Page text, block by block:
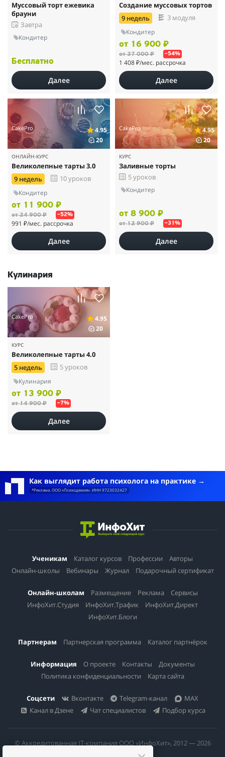
Муссовый торт ежевика
брауни
Завтра
Кондитер
Бесплатно
Далее
Создание муссовых тортов
9 недель
3 модуля
Кондитер
от 16 900 ₽
от 37 000 ₽ –54%
1 408 ₽/мес. рассрочка
Далее
CakePro
4.95
20
ОНЛАЙН-КУРС
Великолепные тарты 3.0
9 недель
10 уроков
Кондитер
от 11 900 ₽
от 24 900 ₽ –52%
991 ₽/мес. рассрочка
Далее
CakePro
4.95
20
КУРС
Заливные торты
5 уроков
Кондитер
от 8 900 ₽
от 12 900 ₽ –31%
Далее
Кулинария
CakePro
4.95
20
КУРС
Великолепные тарты 4.0
5 недель
5 уроков
Кулинария
от 13 900 ₽
от 14 900 ₽ –7%
Далее
Как выглядит работа психолога на практике
*Реклама. ООО «Психодемия». ИНН 9723032427
Ученикам Каталог курсов Профессии
Авторы
Онлайн-школы
Вебинары Журнал Подарочный сертификат
Онлайн-школам Размещение Реклама
Сервисы
ИнфоХит.Студия
ИнфоХит.Трафик
ИнфоХит.Директ
ИнфоХит.Блоги
Партнерам Партнерская программа Каталог партнёрок
Информация О проекте Контакты
Документы
Политика конфиденциальности
Карта сайта
Соцсети Вконтакте Telegram-канал
MAX
Канал в Дзене
Чат специалистов Подбор курса
© Аккредитованная IT-компания ООО «ИнфоХит», 2012 — 2026